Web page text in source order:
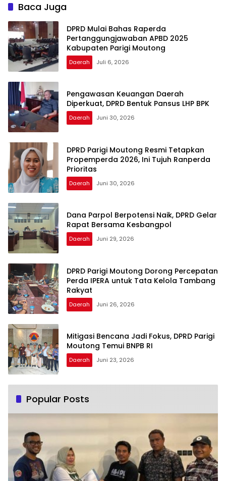
Baca Juga
DPRD Mulai Bahas Raperda
Pertanggungjawaban APBD 2025
Kabupaten Parigi Moutong
Daerah Juli 6, 2026
Pengawasan Keuangan Daerah
Diperkuat, DPRD Bentuk Pansus LHP BPK
Daerah Juni 30, 2026
DPRD Parigi Moutong Resmi Tetapkan
Propemperda 2026, Ini Tujuh Ranperda
Prioritas
Daerah Juni 30, 2026
Dana Parpol Berpotensi Naik, DPRD Gelar
Rapat Bersama Kesbangpol
Daerah Juni 29, 2026
DPRD Parigi Moutong Dorong Percepatan
Perda IPERA untuk Tata Kelola Tambang
Rakyat
Daerah Juni 26, 2026
Mitigasi Bencana Jadi Fokus, DPRD Parigi
Moutong Temui BNPB RI
Daerah Juni 23, 2026
Popular Posts